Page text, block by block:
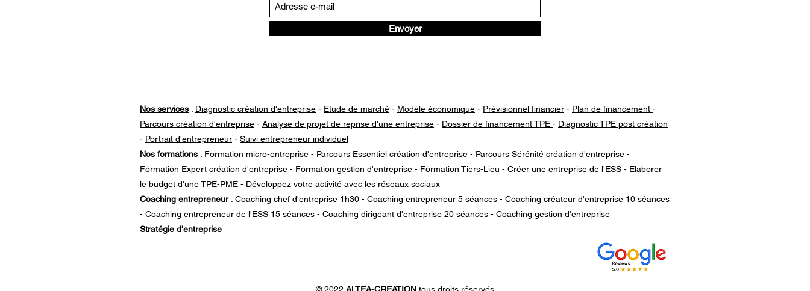
Envoyer
Nos services : Diagnostic création d'entreprise - Etude de marché - Modèle économique - Prévisionnel financier - Plan de financement -
Parcours création d'entreprise - Analyse de projet de reprise d'une entreprise - Dossier de financement TPE - Diagnostic TPE post création
- Portrait d'entrepreneur - Suivi entrepreneur individuel
Nos formations : Formation micro-entreprise - Parcours Essentiel création d'entreprise - Parcours Sérénité création d'entreprise -
Formation Expert création d'entreprise - Formation gestion d'entreprise - Formation Tiers-Lieu - Créer une entreprise de l'ESS - Elaborer
le budget d'une TPE-PME - Développez votre activité avec les réseaux sociaux
Coaching entrepreneur: Coaching chef d'entreprise 1h30 - Coaching entrepreneur 5 séances - Coaching créateur d'entreprise 10 séances
- Coaching entrepreneur de l'ESS 15 séances - Coaching dirigeant d'entreprise 20 séances - Coaching gestion d'entreprise
Stratégie d'entreprise